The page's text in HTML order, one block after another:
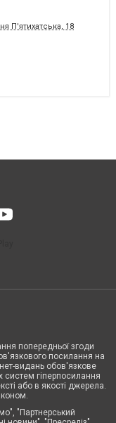
П'ятихатська, 18
попередньої згоди
посилання на
видань обов'язкове
систем гіперпосилання
або в якості джерела.
"Партнерський